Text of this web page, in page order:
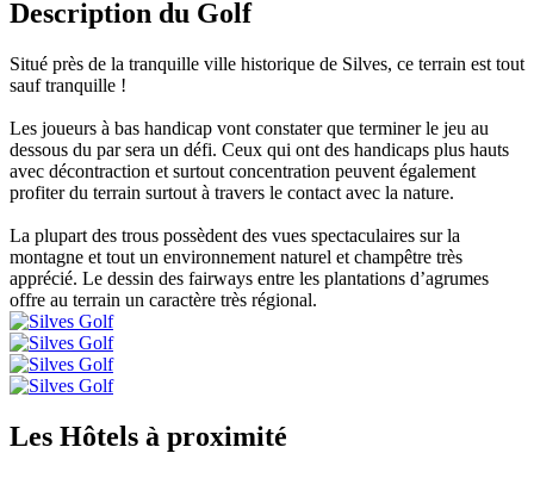
Description du Golf
Situé près de la tranquille ville historique de Silves, ce terrain est tout
sauf tranquille !
Les joueurs à bas handicap vont constater que terminer le jeu au
dessous du par sera un défi. Ceux qui ont des handicaps plus hauts
avec décontraction et surtout concentration peuvent également
profiter du terrain surtout à travers le contact avec la nature.
La plupart des trous possèdent des vues spectaculaires sur la
montagne et tout un environnement naturel et champêtre très
apprécié. Le dessin des fairways entre les plantations d’agrumes
offre au terrain un caractère très régional.
Les Hôtels à proximité